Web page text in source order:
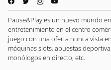
Pause&Play es un nuevo mundo
entretenimiento en el centro
juego con una oferta nunca vista
máquinas slots, apuestas
monólogos en directo, etc.